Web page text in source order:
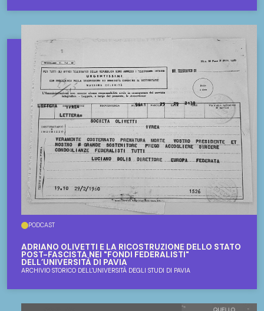
PODCAST
ADRIANO OLIVETTI E LA RICOSTRUZIONE DELLO STATO
POST-FASCISTA NEI "FONDI FEDERALISTI"
DELL’UNIVERSITÀ DI PAVIA
ARCHIVIO STORICO DELL'UNIVERSITÀ DEGLI STUDI DI PAVIA